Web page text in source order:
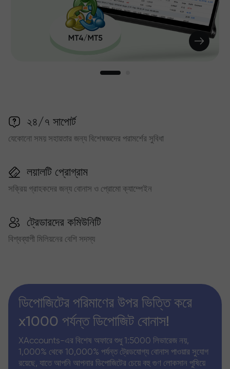
২৪/৭ সাপোর্ট
যেকোনো সময় সহায়তার জন্য বিশেষজ্ঞদের পরামর্শের সুবিধা
লয়ালটি প্রোগ্রাম
সক্রিয় গ্রাহকদের জন্য বোনাস ও প্রোমো ক্যাম্পেইন
ট্রেডারদের কমিউনিটি
বিশ্বব্যাপী মিলিয়নের বেশি সদস্য
ডিপোজিটের পরিমাণের উপর ভিত্তি করে
x1000 পর্যন্ত ডিপোজিট বোনাস!
XAccounts-এর বিশেষ অফারে শুধু 1:5000 লিভারেজ নয়,
1,000% থেকে 10,000% পর্যন্ত ট্রেডযোগ্য বোনাস পাওয়ার সুযোগ
রয়েছে, যাতে আপনি আপনার ডিপোজিটের চেয়ে বহু গুণ লোকসান পুষিয়ে